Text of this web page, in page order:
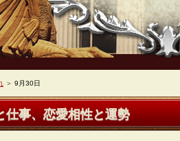
＞ 9月30日
仕事、恋愛相性と運勢